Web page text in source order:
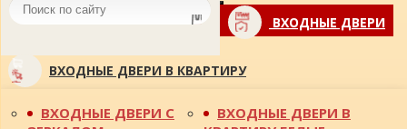
Toggle
navigationВХОДНЫЕ ДВЕРИ
ВХОДНЫЕ ДВЕРИ В КВАРТИРУ
ВХОДНЫЕ ДВЕРИ С
ВХОДНЫЕ ДВЕРИ В